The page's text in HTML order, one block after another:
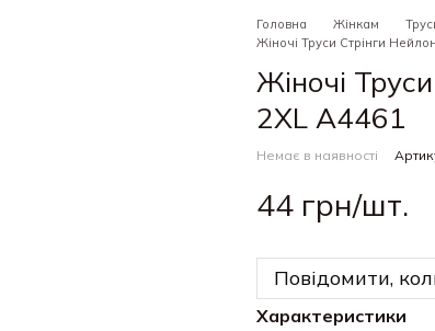
Головна Жінкам
Жіночі Труси Стрінги
Жіночі
2XL A4461
Немає в наявності
44 грн/шт.
Повідомити,
Характеристики